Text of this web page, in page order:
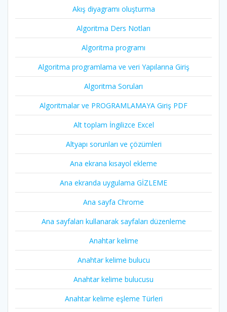
Akış diyagramı oluşturma
Algoritma Ders Notları
Algoritma programı
Algoritma programlama ve veri Yapılarına Giriş
Algoritma Soruları
Algoritmalar ve PROGRAMLAMAYA Giriş PDF
Alt toplam İngilizce Excel
Altyapı sorunları ve çözümleri
Ana ekrana kısayol ekleme
Ana ekranda uygulama GİZLEME
Ana sayfa Chrome
Ana sayfaları kullanarak sayfaları düzenleme
Anahtar kelime
Anahtar kelime bulucu
Anahtar kelime bulucusu
Anahtar kelime eşleme Türleri